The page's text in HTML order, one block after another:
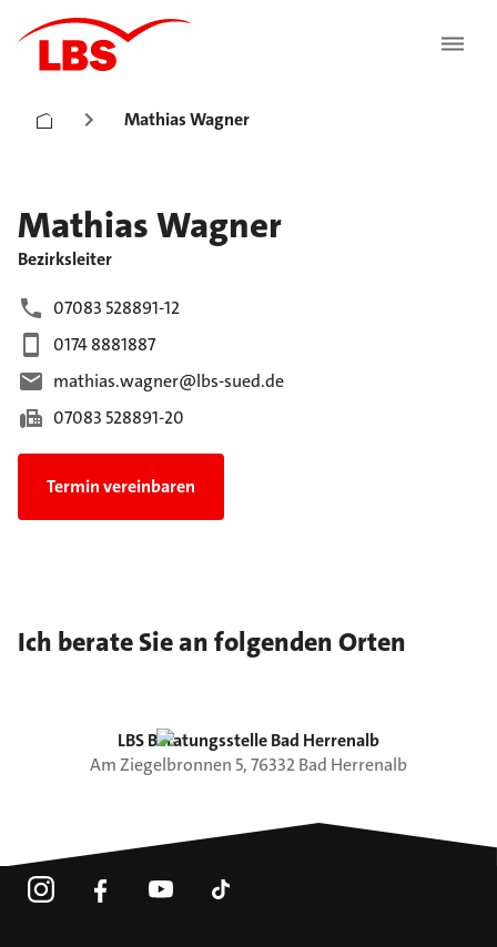
Mathias Wagner
MathiasWagner
Bezirksleiter
07083 528891-12
0174 8881887
mathias.wagner@lbs-sued.de
07083 528891-20
Termin vereinbaren
Ich berate Sie an folgenden Orten
LBS Beratungsstelle Bad Herrenalb
Am Ziegelbronnen 5,76332Bad Herrenalb